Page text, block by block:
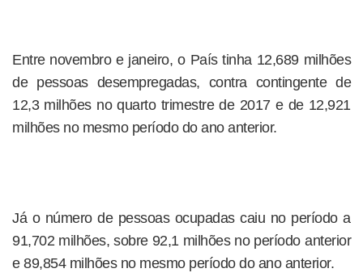
Entre novembro e janeiro, o País tinha 12,689 milhões
de pessoas desempregadas, contra contingente de
12,3 milhões no quarto trimestre de 2017 e de 12,921
milhões no mesmo período do ano anterior.
Já o número de pessoas ocupadas caiu no período a
91,702 milhões, sobre 92,1 milhões no período anterior
e 89,854 milhões no mesmo período do ano anterior.